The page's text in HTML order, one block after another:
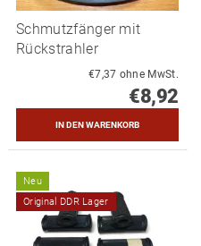
Schmutzfänger mit
Rückstrahler
€7,37 ohne MwSt.
€8,92
Neu
Original DDR Lager